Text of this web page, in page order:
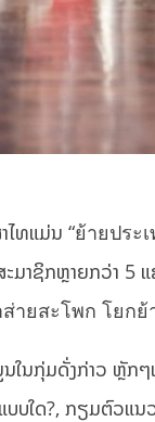
ທແມ່ນ “ย้ายประ
ມາຊິກຫຼາຍກວ່າ 5
ายสะโพก โยกย้
ນກຸ່ມດັ່ງກ່າວ ຫຼັກໆ
ແບບໃດ?, ກຽມຕົວແ